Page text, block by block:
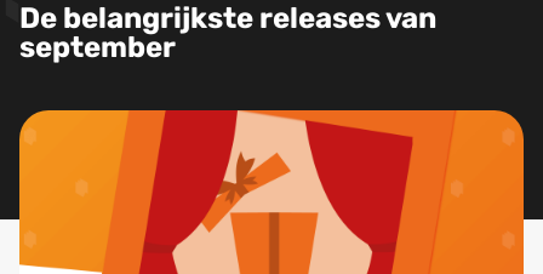
De belangrijkste releases van
september